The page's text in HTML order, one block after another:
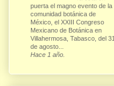
puerta el magno evento de la
comunidad botánica de
México, el XXIII Congreso
Mexicano de Botánica en
Villahermosa, Tabasco, del 31
de agosto...
Hace 1 año.